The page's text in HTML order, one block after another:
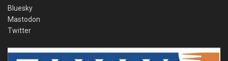
Bluesky
Mastodon
Twitter